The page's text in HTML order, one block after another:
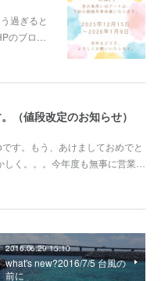
過ぎると
のブロ…
（値段改定のお知らせ）
す。もう、あけましておめでと
く。。。今年度も無事に営業…
2016.06.29 15:10
what's new?2016/7/5 台風の
前に